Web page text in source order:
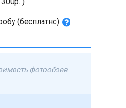
)
(бесплатно)
фотообоев